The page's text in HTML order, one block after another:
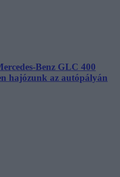
Benz GLC 400
hajózunk az autópályán